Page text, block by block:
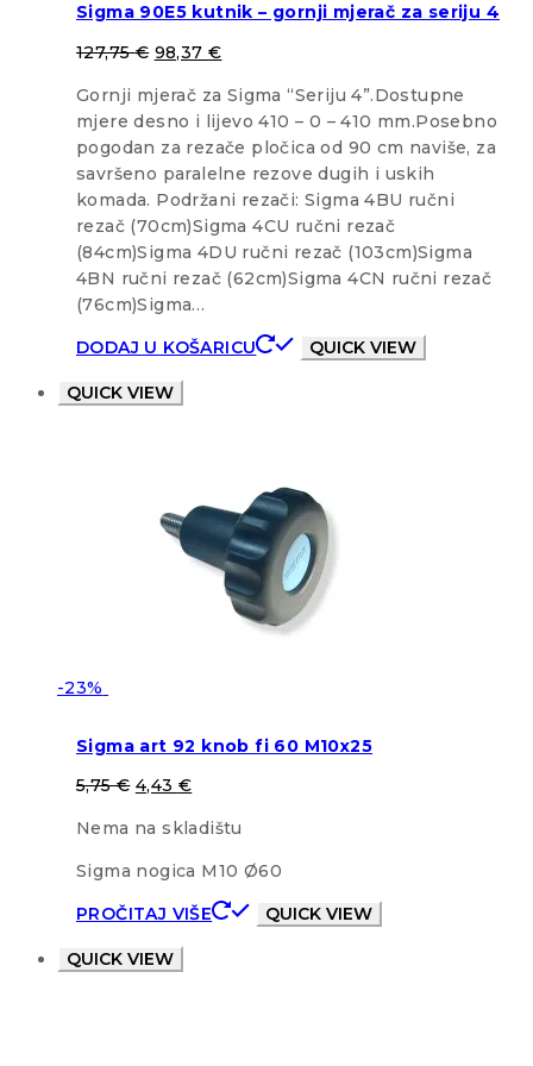
Sigma 90E5 kutnik – gornji mjerač za seriju 4
127,75€ 98,37€
Gornji mjerač za Sigma “Seriju 4”.Dostupne
mjere desno i lijevo 410 – 0 – 410 mm.Posebno
pogodan za rezače pločica od 90 cm naviše, za
savršeno paralelne rezove dugih i uskih
komada. Podržani rezači: Sigma 4BU ručni
rezač (70cm)Sigma 4CU ručni rezač
(84cm)Sigma 4DU ručni rezač (103cm)Sigma
4BN ručni rezač (62cm)Sigma 4CN ručni rezač
(76cm)Sigma…
DODAJ U KOŠARICU
QUICK VIEW
QUICK VIEW
-23%
Sigma art 92 knob fi 60 M10x25
5,75€ 4,43 €
Nema na skladištu
Sigma nogica M10 Ø60
PROČITAJ VIŠE
QUICK VIEW
QUICK VIEW